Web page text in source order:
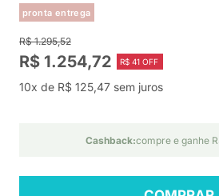
pronta entrega
R$ 1.295,52
R$ 1.254,72 R$ 41 OFF
10x de R$ 125,47 sem juros
Cashback:compre e ganhe